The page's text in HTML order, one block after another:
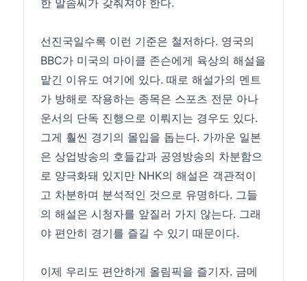
한 말솜씨가 갖춰져야 한다.
선진국일수록 이런 기준은 철저하다. 영국의
BBC가 미국의 마이클 존슨에게 육상의 해설을
맡긴 이유도 여기에 있다. 때로 해설가의 멘트
가 방해로 작용하는 종목은 스포츠 전문 아나
운서의 단독 진행으로 이뤄지는 경우도 있다.
그게 훨씬 경기의 몰입을 돕는다. 가까운 일본
은 상업방송의 호들갑과 공영방송의 차분함으
로 양극화돼 있지만 NHK의 해설은 객관적이
고 차분하며 분석적인 것으로 유명하다. 그들
의 해설은 시청자를 앞질러 가지 않는다. 그래
야 편안히 경기를 즐길 수 있기 때문이다.
이제 우리도 편안하게 올림픽을 즐기자. 금메